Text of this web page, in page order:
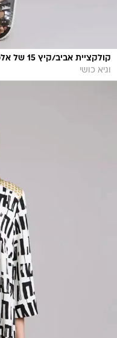
קולקציית אביב/קיץ 15 של אלמביקה בעיצוב הגר אלמביק
וגיא כושי